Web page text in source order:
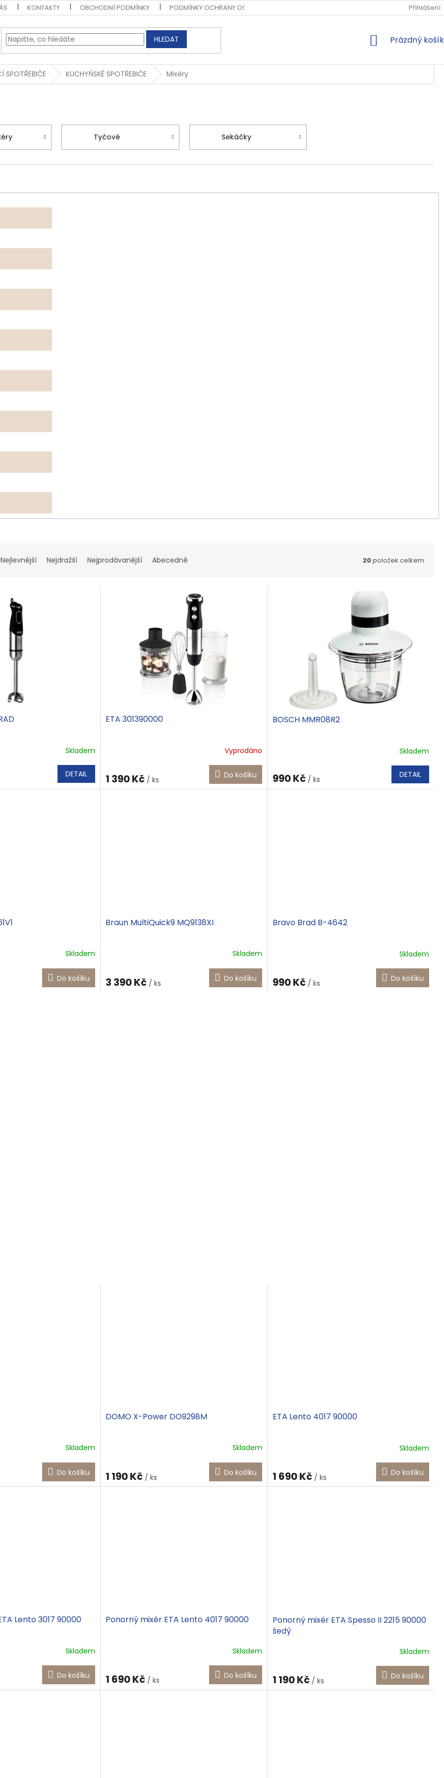
KONTAKTY OBCHODNÍ PODMÍNKY PODMÍNKY OCHRANY OSOBNÍCH ÚDAJŮ Přihlášení
HLEDAT
NÁKUPNÍ
Prázdný košík
SPOTŘEBIČE KUCHYŇSKÉ SPOTŘEBIČE Mixéry
Tyčové Sekáčky
Nejlevnější Nejdražší Nejprodávanější Abecedně 20položek celkem
Skladem
DETAIL
ETA 301390000
Vyprodáno
1 390 Kč / ks Do košíku
BOSCH MMR08R2
Skladem
990 Kč / ks DETAIL
Skladem
Do košíku
Braun MultiQuick9 MQ9138XI
Skladem
3 390 Kč / ks Do košíku
Bravo Brad B-4642
Skladem
990 Kč / ks Do košíku
Skladem
Do košíku
DOMO X-Power DO9298M
Skladem
1 190 Kč / ks Do košíku
ETA Lento 4017 90000
Skladem
1 690 Kč / ks Do košíku
Lento 3017 90000
Skladem
Do košíku
Ponorný mixér ETA Lento 4017 90000
Skladem
1 690 Kč / ks Do košíku
Ponorný mixér ETA Spesso II 2215 90000
šedý
Skladem
1 190 Kč / ks Do košíku